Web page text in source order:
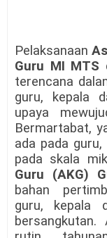
Pelaksanaan
Guru MI MTS
terencana
guru, kepala
upaya
Bermartabat,
ada pada
pada skala
Guru (AKG)
bahan
guru, kepala
bersangkutan.